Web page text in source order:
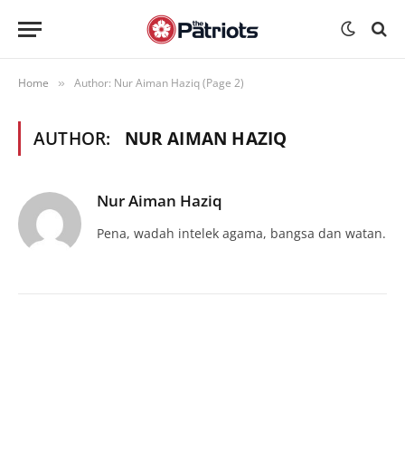
Home » Author: Nur Aiman Haziq (Page 2)
AUTHOR: NUR AIMAN HAZIQ
Nur Aiman Haziq
Pena, wadah intelek agama, bangsa dan watan.